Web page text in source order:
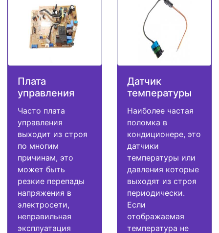
Плата
управления
Часто плата
управления
выходит из строя
по многим
причинам, это
может быть
резкие перепады
напряжения в
электросети,
неправильная
эксплуатация
Датчик
температуры
Наиболее частая
поломка в
кондиционере, это
датчики
температуры или
давления которые
выходят из строя
периодически.
Если
отображаемая
температура не